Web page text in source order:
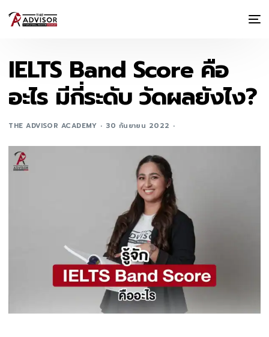
IELTS Band Score คือ
อะไร มีกี่ระดับ วัดผลยังไง?
THE ADVISOR ACADEMY 30 กันยายน 2022